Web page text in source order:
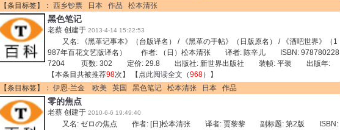
【条目标签】： 西乡钞票 日本 作品 松本清张
黑色笔记
老蔡 创建于 2013-4-14 15:22:53
又名: 《黑革记事本》（台版译名） / 《黑革の手帖》（日版原名） / 《酒吧世界》（1
987年百花文艺版译名） 作者: （日）松本清张 译者: 陈辛儿 ISBN: 978780228
7204 页数: 302 定价: 29.8 出版社: 新世界出版社 装帧: 平装 出版年:
【本条目共被推荐98次】 【 点此阅读全文 （968）】
【条目标签】： 伊恩·兰金 欧美 英国 黑色笔记 松本清张 日本 作品
零的焦点
老蔡 创建于 2010-6-6 19:49:40
又名: ゼロの焦点 作者: [日]松本清张 译者: 贾黎黎 副标题: 第2版 ISBN: